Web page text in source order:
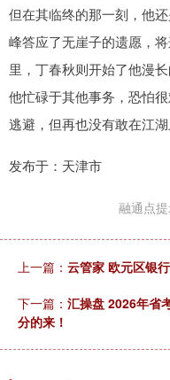
但在其临终的那一刻，他
峰答应了无崖子的遗愿，
里，丁春秋则开始了他漫
他忙碌于其他事务，恐怕
逃避，但再也没有敢在江湖
发布于：天津市
融通点
上一篇： 云管家 欧元区银
下一篇： 汇操盘 2026年省
分的来！